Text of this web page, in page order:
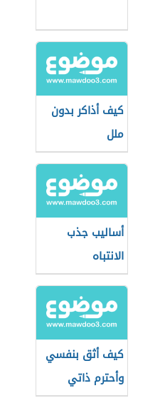
كيف أذاكر بدون
ملل
أساليب جذب
الانتباه
كيف أثق بنفسي
وأحترم ذاتي